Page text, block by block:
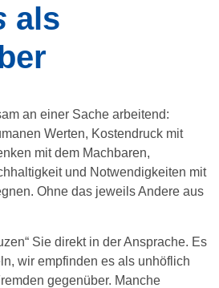
als
an einer Sache arbeitend:
Werten, Kostendruck mit
mit dem Machbaren,
und Notwendigkeiten mit
Ohne das jeweils Andere aus
Sie direkt in der Ansprache. Es
wir empfinden es als unhöflich
gegenüber. Manche